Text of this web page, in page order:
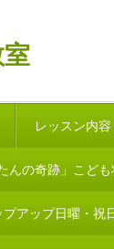
レッスン内容
んの奇跡」こど
プアップ日曜・祝